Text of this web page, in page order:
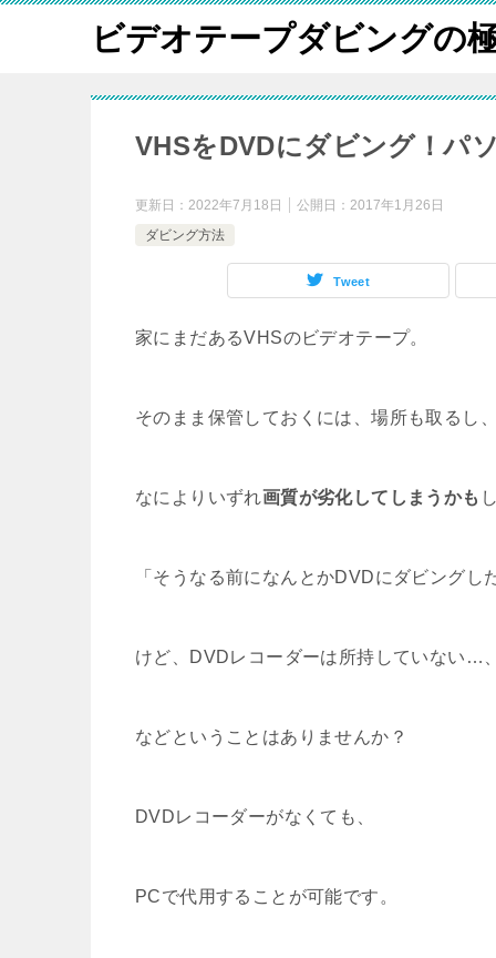
ビデオテープダビングの
VHSをDVDにダビング！パ
更新日： 2022年7月18日 公開日： 2017年1月26日
ダビング方法
Tweet
家にまだあるVHSのビデオテープ。
そのまま保管しておくには、場所も取るし、
なによりいずれ画質が劣化してしまうかも
「そうなる前になんとかDVDにダビングし
けど、DVDレコーダーは所持していない…、
などということはありませんか？
DVDレコーダーがなくても、
PCで代用することが可能です。